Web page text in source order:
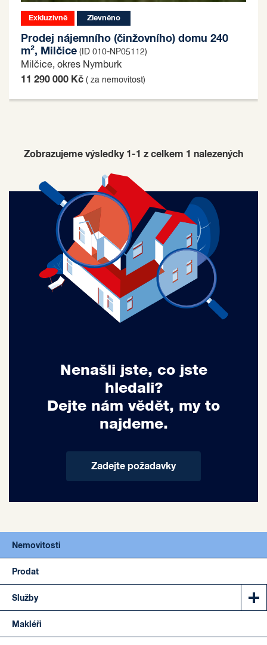
Exkluzivně Zlevněno
Prodej nájemního (činžovního) domu 240
m², Milčice (ID 010-NP05112)
Milčice, okres Nymburk
11 290 000 Kč ( za nemovitost)
Zobrazujeme výsledky 1-1 z celkem 1 nalezených
Nenašli jste, co jste
hledali?
Dejte nám vědět, my to
najdeme.
Zadejte požadavky
Nemovitosti
Prodat
Služby
Makléři